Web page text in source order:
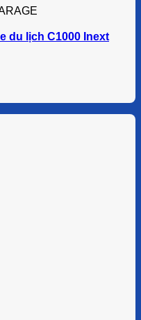
du lịch C1000 Inext